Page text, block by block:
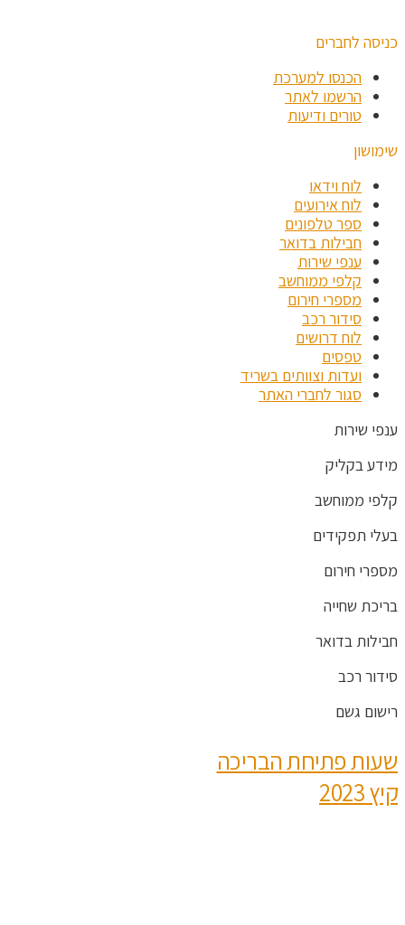
כניסה לחברים
הכנסו למערכת
הרשמו לאתר
טורים ודיעות
שימושון
לוח וידאו
לוח אירועים
ספר טלפונים
חבילות בדואר
ענפי שירות
קלפי ממוחשב
מספרי חירום
סידור רכב
לוח דרושים
טפסים
ועדות וצוותים בשריד
סגור לחברי האתר
ענפי שירות
מידע בקליק
קלפי ממוחשב
בעלי תפקידים
מספרי חירום
בריכת שחייה
חבילות בדואר
סידור רכב
רישום גשם
שעות פתיחת הבריכה
קיץ 2023